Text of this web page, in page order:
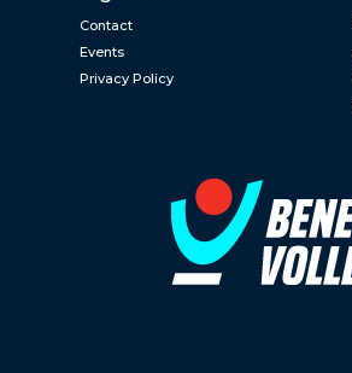
Contact
Events
Privacy Policy